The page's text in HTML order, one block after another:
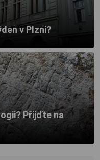
v Plzni?
Přijďte na